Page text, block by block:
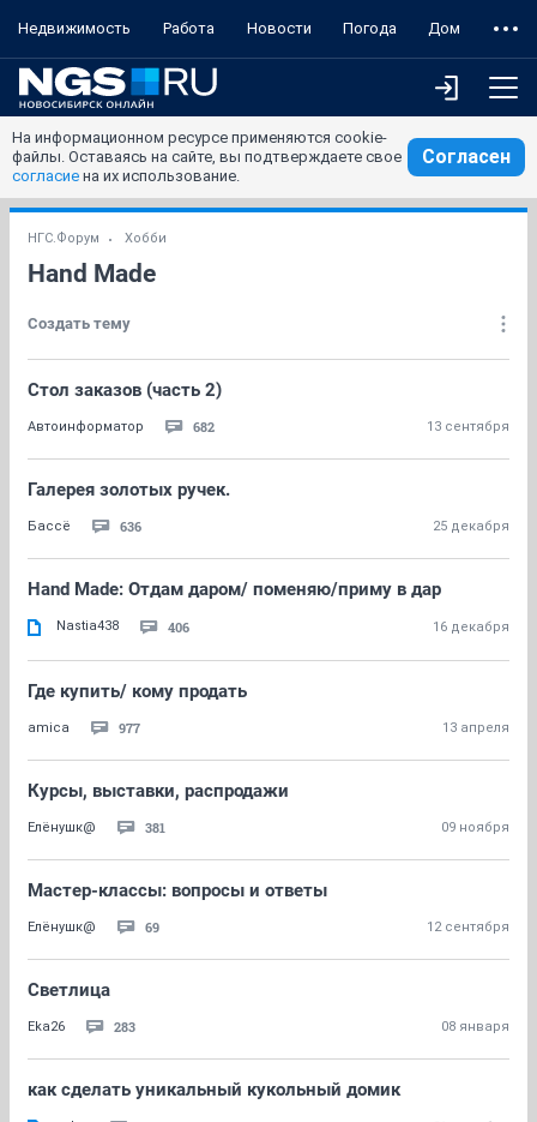
Недвижимость Работа Новости Погода Дом
На информационном ресурсе применяются cookie-
файлы. Оставаясь на сайте, вы подтверждаете свое
согласие на их использование.
Согласен
НГС.Форум Хобби
Hand Made
Создать тему
Стол заказов (часть 2)
Автоинформатор 682 13 сентября
Галерея золотых ручек.
Бассё 636 25 декабря
Hand Made: Отдам даром/ поменяю/приму в дар
Nastia438 406 16 декабря
Где купить/ кому продать
amica 977 13 апреля
Курсы, выставки, распродажи
Елёнушк@ 381 09 ноября
Мастер-классы: вопросы и ответы
Елёнушк@ 69 12 сентября
Светлица
Eka26 283 08 января
как сделать уникальный кукольный домик